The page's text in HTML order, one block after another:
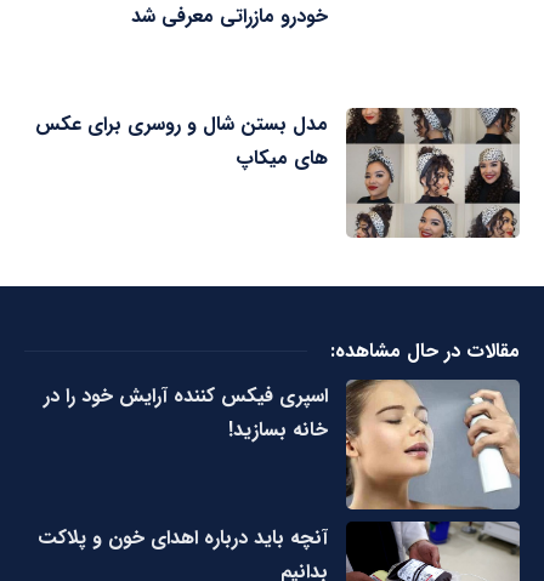
خودرو مازراتی معرفی شد
مدل بستن شال و روسری برای عکس
های میکاپ
مقالات در حال مشاهده:
اسپری فیکس کننده آرایش خود را در
خانه بسازید!
آنچه باید درباره اهدای خون و پلاکت
بدانیم